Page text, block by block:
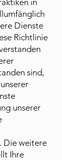
in
Dienste
Richtlinie
sind,
unserer
Die weitere
Ihre